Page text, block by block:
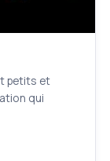
petits et
qui